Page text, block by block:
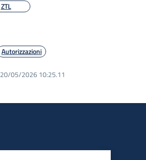
ZTL
Autorizzazioni
20/05/2026 10:25.11